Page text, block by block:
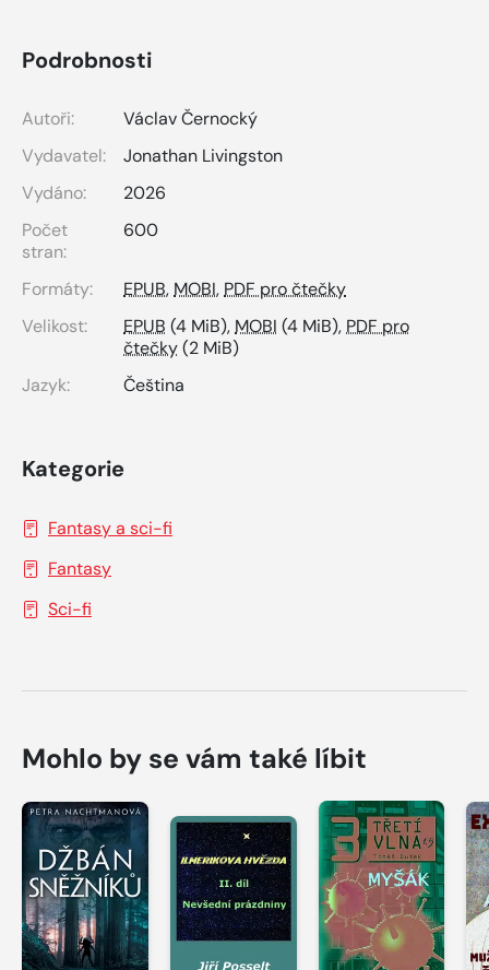
Podrobnosti
Autoři:
Václav Černocký
Vydavatel:
Jonathan Livingston
Vydáno:
2026
Počet
stran:
600
Formáty: EPUB, MOBI, PDF pro čtečky
Velikost:
EPUB (4 MiB), MOBI (4 MiB), PDF pro
čtečky(2 MiB)
Jazyk:
Čeština
Kategorie
Fantasy a sci-fi
Fantasy
Sci-fi
Mohlo by se vám také líbit